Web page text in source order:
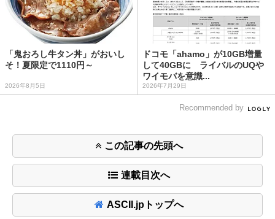
「鬼おろし牛タン丼」がおいし
そ！夏限定で1110円～
2026年8月5日
ドコモ「ahamo」が10GB増量
して40GBに ライバルのUQや
ワイモバを意識...
2026年7月29日
Recommended by
この記事の先頭へ
連載目次へ
ASCII.jpトップへ